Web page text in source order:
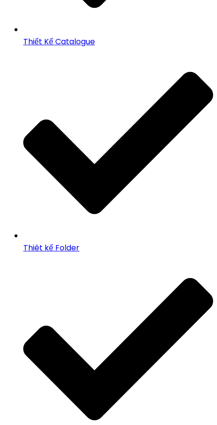
Thiết Kế Catalogue
Thiêt kế Folder